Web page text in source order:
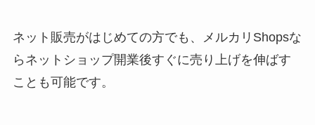
ネット販売がはじめての方でも、メルカリShopsな
らネットショップ開業後すぐに売り上げを伸ばす
ことも可能です。